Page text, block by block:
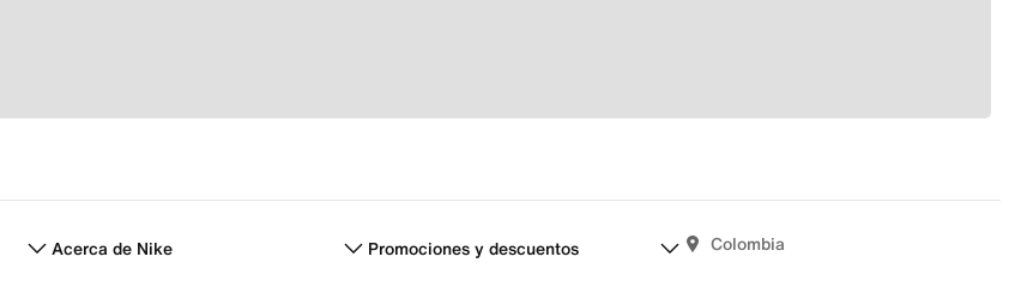
Acerca de Nike Promociones y descuentos Colombia